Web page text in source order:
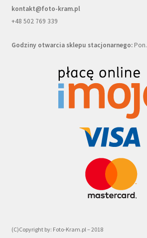
kontakt@foto-kram.pl
+48 502 769 339
Godziny otwarcia sklepu stacjonarnego:
(C)Copyright by: Foto-Kram.pl – 2018